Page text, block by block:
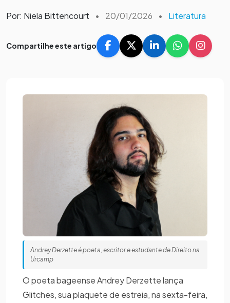
Por: Niela Bittencourt • 20/01/2026 • Literatura
Compartilhe este artigo
Andrey Derzette é poeta, escritor e estudante de Direito na
Urcamp
O poeta bageense Andrey Derzette lança
Glitches, sua plaquete de estreia, na sexta-feira,